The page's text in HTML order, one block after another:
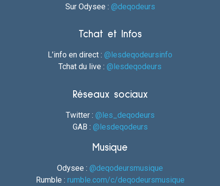
Sur Odysee : @deqodeurs
Tchat et Infos
L’info en direct : @lesdeqodeursinfo
Tchat du live : @lesdeqodeurs
Réseaux sociaux
Twitter : @les_deqodeurs
GAB : @lesdeqodeurs
Musique
Odysee : @deqodeursmusique
Rumble : rumble.com/c/deqodeursmusique